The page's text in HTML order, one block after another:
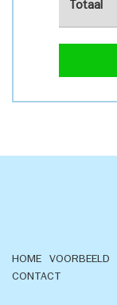
Totaal
HOME VOORBEELD
CONTACT